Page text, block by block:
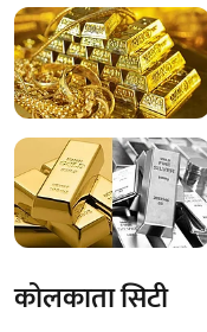
कोलकाता सिटी